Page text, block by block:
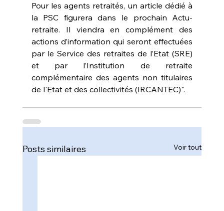
Pour les agents retraités, un article dédié à
la PSC figurera dans le prochain Actu-
retraite. Il viendra en complément des
actions d’information qui seront effectuées
par le Service des retraites de l’Etat (SRE)
et par l’Institution de retraite
complémentaire des agents non titulaires
de l'Etat et des collectivités (IRCANTEC)".
Posts similaires Voir tout